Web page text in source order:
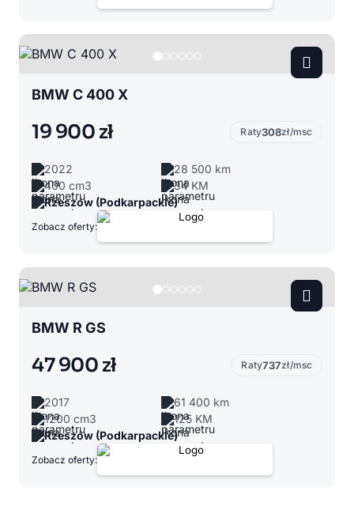
BMW C 400 X
19 900 zł Raty308zł/msc
2022
28 500 km
400 cm3
34 KM
Rzeszów (Podkarpackie)
Zobacz oferty:
BMW R GS
47 900 zł Raty737zł/msc
2017
61 400 km
1200 cm3
125 KM
Rzeszów (Podkarpackie)
Zobacz oferty: